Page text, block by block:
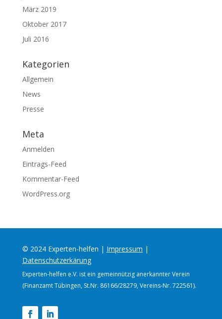
März 2019
Oktober 2017
Juli 2016
Kategorien
Allgemein
News
Presse
Meta
Anmelden
Eintrags-Feed
Kommentar-Feed
WordPress.org
© 2024 Experten-helfen | Impressum |
Datenschutzerkärung
Experten-helfen e.V. ist ein gemeinnützig anerkannter Verein
(Finanzamt Tübingen, St.Nr. 86166/28279, Vereins-Nr. 722561).